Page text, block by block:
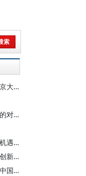
林毅夫：责任、时代、本领——在北京大学新结构经济学研究院2026届毕业典礼上的讲话
林毅夫：一带一路与自贸区：中国新的对外开放倡议与举措
抢抓第四次工业革命带来的换道超车机遇——专访著名经济学家、北京大学新结构经济学研究院院长林毅夫
林毅夫：新结构经济学的理论内核与创新贡献
林毅夫：如何应对数智化？如何构建中国经济学自主知识体系？